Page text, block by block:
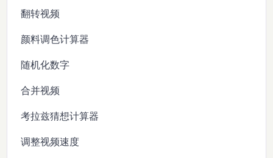
翻转视频
颜料调色计算器
随机化数字
合并视频
考拉兹猜想计算器
调整视频速度